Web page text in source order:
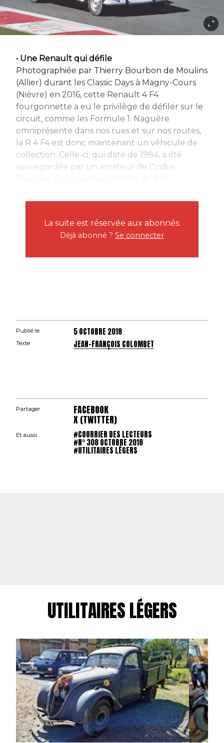
• Une Renault qui défile
Photographiée par Thierry Bourbon de Moulins
(Allier) durant les Classic Days à Magny-Cours
(Nièvre) en 2016, cette Renault 4 F4
fourgonnette a eu le privilège de défiler sur le
circuit, comme les Formule 1. Naguère
omniprésente dans nos rues et sur nos routes,
la R 4 F4 est donc maintenant un véhicule de
collection. Celle-ci, qui date de 1984, a été
sauvegardée par un amateur de l’Indre.
La suite est réservée aux abonnés.
Déjà abonné ? Se connecter
Publié le 5 OCTOBRE 2018
Texte JEAN-FRANÇOIS COLOMBET
Partager FACEBOOK
X (TWITTER)
Et aussi #COURRIER DES LECTEURS
#N° 308 OCTOBRE 2018
#UTILITAIRES LÉGERS
UTILITAIRES LÉGERS